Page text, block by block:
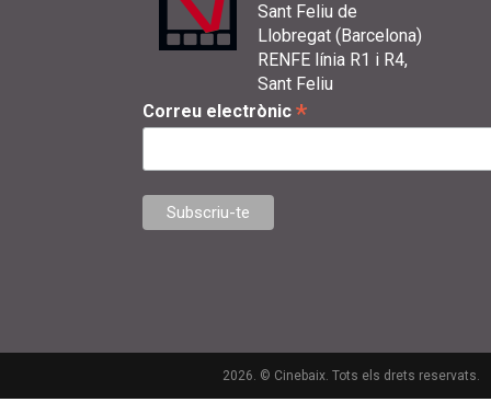
Sant Feliu de
Llobregat (Barcelona)
RENFE línia R1 i R4,
Sant Feliu
Correu electrònic *
2026. © Cinebaix. Tots els drets reservats.